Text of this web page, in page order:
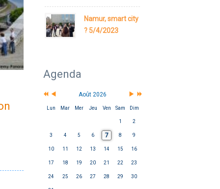
Namur, smart city
? 5/4/2023
Agenda
Août 2026
Lun Mar Mer Jeu Ven Sam Dim
1 2
3 4 5 6 7 8 9
10 11 12 13 14 15 16
17 18 19 20 21 22 23
24 25 26 27 28 29 30